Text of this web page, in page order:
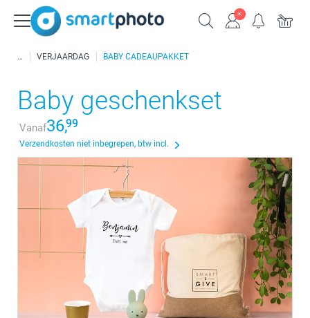
VERJAARDAG BABY CADEAUPAKKET
Baby geschenkset
Vanaf36,99
Verzendkosten niet inbegrepen, btw incl.